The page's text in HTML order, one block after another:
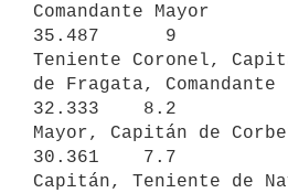
Comandante Mayor
35.487      9
Teniente Coronel,
de Fragata, Comandante
32.333    8.2
Mayor, Capitán de
30.361    7.7
Capitán, Teniente de